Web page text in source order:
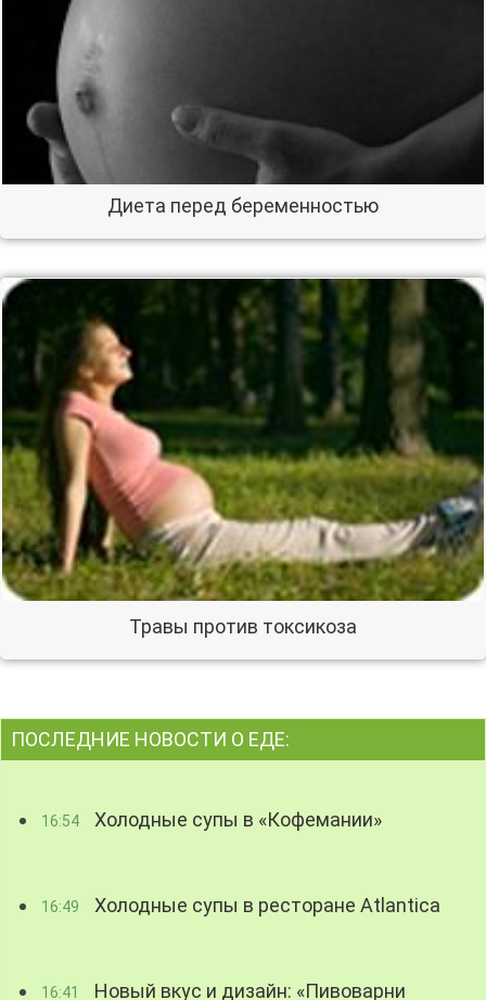
Диета перед беременностью
Травы против токсикоза
ПОСЛЕДНИЕ НОВОСТИ О ЕДЕ:
16:54 Холодные супы в «Кофемании»
16:49 Холодные супы в ресторане Atlantica
16:41
Новый вкус и дизайн: «Пивоварни